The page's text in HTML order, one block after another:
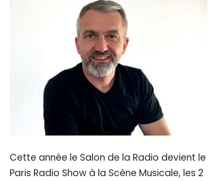
Cette année le Salon de la Radio devient le
Paris Radio Show à la Scène Musicale, les 2